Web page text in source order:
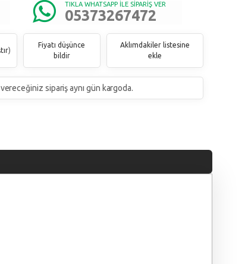
TIKLA WHATSAPP İLE SİPARİŞ VER
05373267472
)
Fiyatı düşünce
bildir
Aklımdakiler listesine
ekle
sipariş aynı gün kargoda.